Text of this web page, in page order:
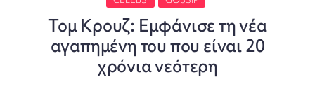
Τομ Κρουζ: Eμφάνισε τη νέα
αγαπημένη του που είναι 20
χρόνια νεότερη